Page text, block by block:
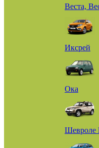
Веста,
Иксрей
Ока
Шевроле